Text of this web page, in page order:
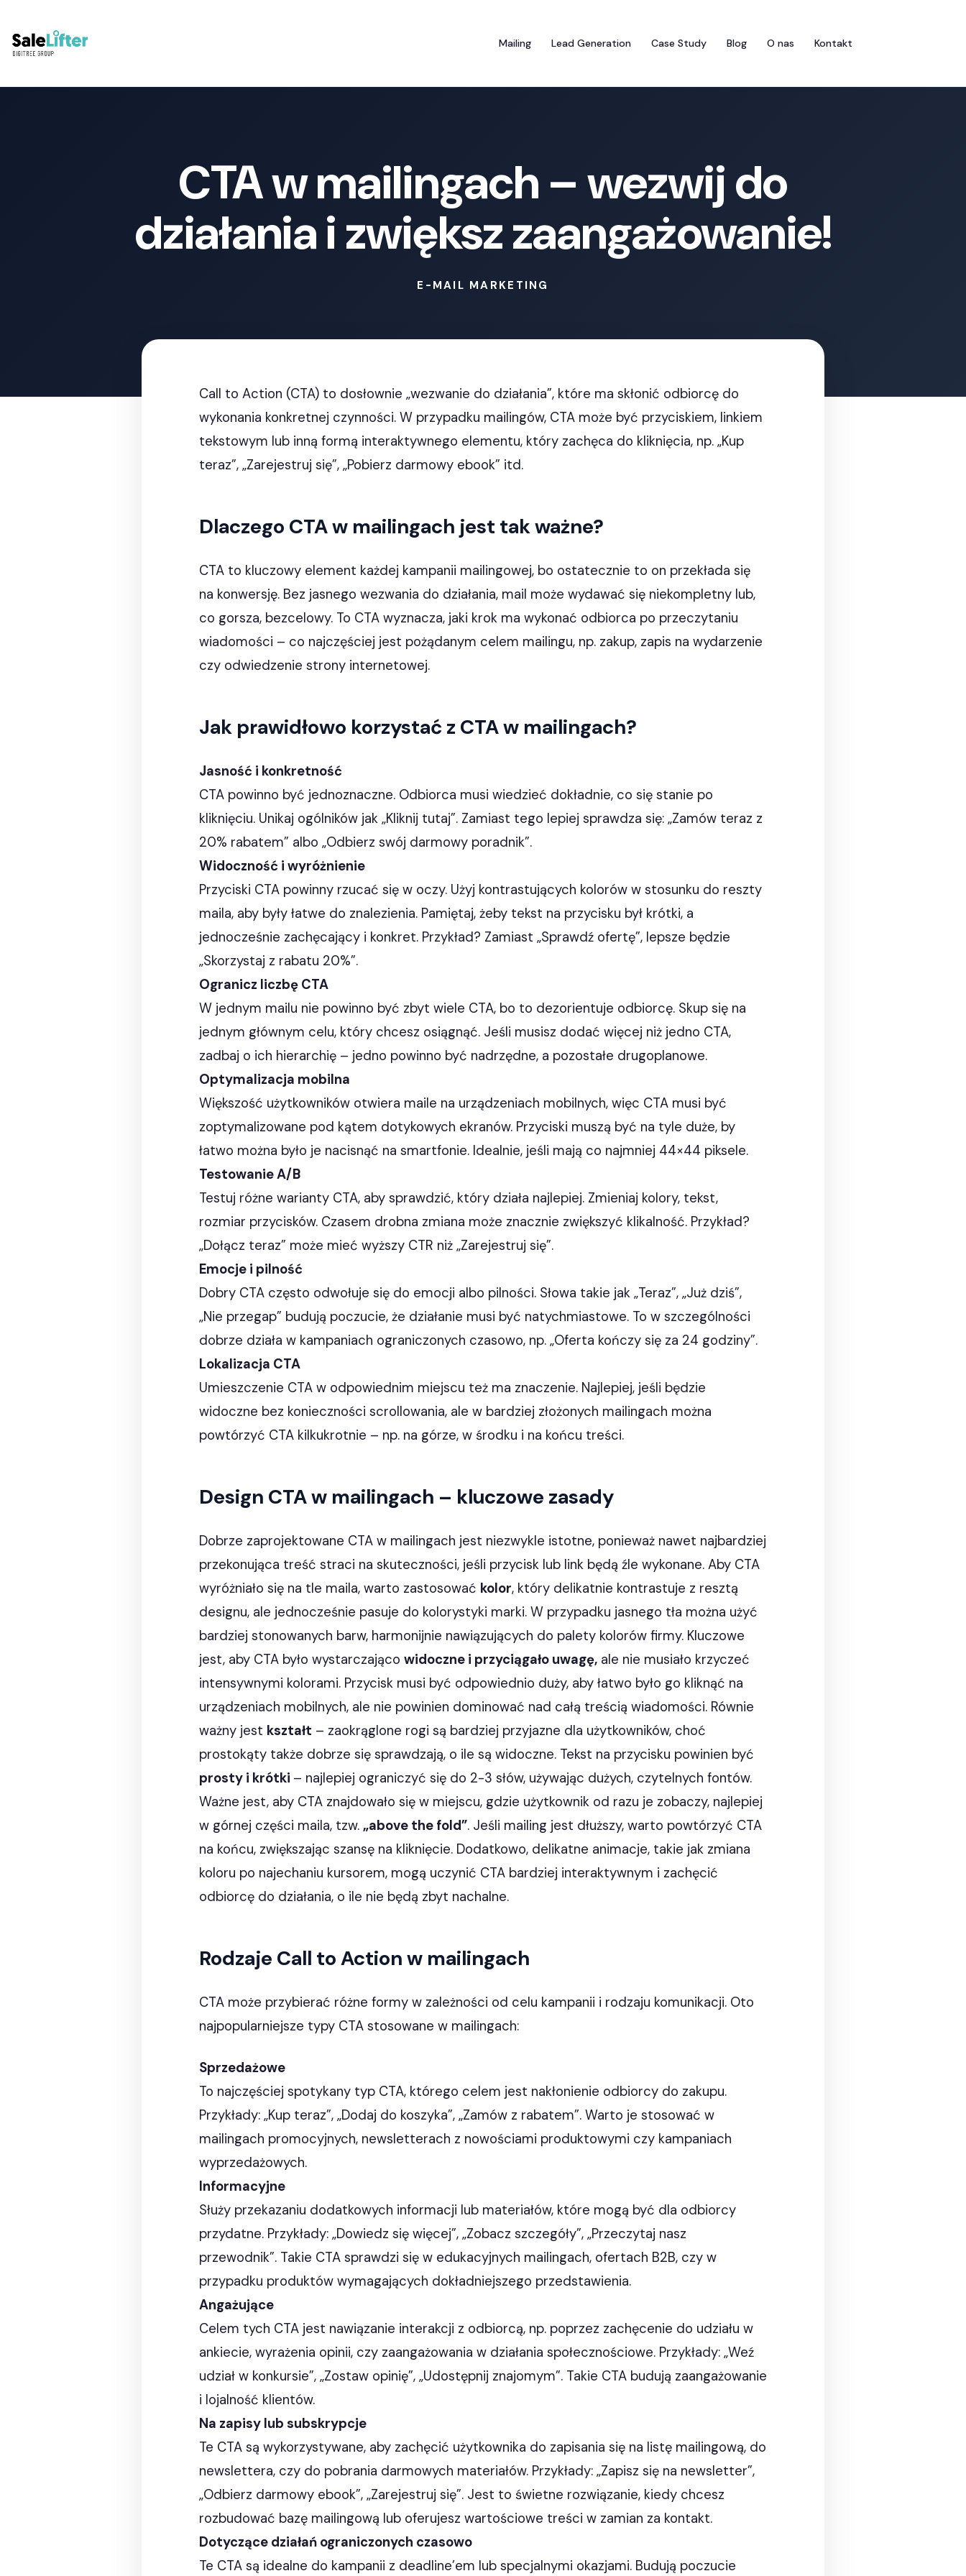
Mailing Lead Generation Case Study Blog O nas Kontakt
CTA w mailingach – wezwij do
działania i zwiększ zaangażowanie!
E-MAIL MARKETING
Call to Action (CTA) to dosłownie „wezwanie do działania”, które ma skłonić odbiorcę do
wykonania konkretnej czynności. W przypadku mailingów, CTA może być przyciskiem, linkiem
tekstowym lub inną formą interaktywnego elementu, który zachęca do kliknięcia, np. „Kup
teraz”, „Zarejestruj się”, „Pobierz darmowy ebook” itd.
Dlaczego CTA w mailingach jest tak ważne?
CTA to kluczowy element każdej kampanii mailingowej, bo ostatecznie to on przekłada się
na konwersję. Bez jasnego wezwania do działania, mail może wydawać się niekompletny lub,
co gorsza, bezcelowy. To CTA wyznacza, jaki krok ma wykonać odbiorca po przeczytaniu
wiadomości – co najczęściej jest pożądanym celem mailingu, np. zakup, zapis na wydarzenie
czy odwiedzenie strony internetowej.
Jak prawidłowo korzystać z CTA w mailingach?
Jasność i konkretność
CTA powinno być jednoznaczne. Odbiorca musi wiedzieć dokładnie, co się stanie po
kliknięciu. Unikaj ogólników jak „Kliknij tutaj”. Zamiast tego lepiej sprawdza się: „Zamów teraz z
20% rabatem” albo „Odbierz swój darmowy poradnik”.
Widoczność i wyróżnienie
Przyciski CTA powinny rzucać się w oczy. Użyj kontrastujących kolorów w stosunku do reszty
maila, aby były łatwe do znalezienia. Pamiętaj, żeby tekst na przycisku był krótki, a
jednocześnie zachęcający i konkret. Przykład? Zamiast „Sprawdź ofertę”, lepsze będzie
„Skorzystaj z rabatu 20%”.
Ogranicz liczbę CTA
W jednym mailu nie powinno być zbyt wiele CTA, bo to dezorientuje odbiorcę. Skup się na
jednym głównym celu, który chcesz osiągnąć. Jeśli musisz dodać więcej niż jedno CTA,
zadbaj o ich hierarchię – jedno powinno być nadrzędne, a pozostałe drugoplanowe.
Optymalizacja mobilna
Większość użytkowników otwiera maile na urządzeniach mobilnych, więc CTA musi być
zoptymalizowane pod kątem dotykowych ekranów. Przyciski muszą być na tyle duże, by
łatwo można było je nacisnąć na smartfonie. Idealnie, jeśli mają co najmniej 44×44 piksele.
Testowanie A/B
Testuj różne warianty CTA, aby sprawdzić, który działa najlepiej. Zmieniaj kolory, tekst,
rozmiar przycisków. Czasem drobna zmiana może znacznie zwiększyć klikalność. Przykład?
„Dołącz teraz” może mieć wyższy CTR niż „Zarejestruj się”.
Emocje i pilność
Dobry CTA często odwołuje się do emocji albo pilności. Słowa takie jak „Teraz”, „Już dziś”,
„Nie przegap” budują poczucie, że działanie musi być natychmiastowe. To w szczególności
dobrze działa w kampaniach ograniczonych czasowo, np. „Oferta kończy się za 24 godziny”.
Lokalizacja CTA
Umieszczenie CTA w odpowiednim miejscu też ma znaczenie. Najlepiej, jeśli będzie
widoczne bez konieczności scrollowania, ale w bardziej złożonych mailingach można
powtórzyć CTA kilkukrotnie – np. na górze, w środku i na końcu treści.
Design CTA w mailingach – kluczowe zasady
Dobrze zaprojektowane CTA w mailingach jest niezwykle istotne, ponieważ nawet najbardziej
przekonująca treść straci na skuteczności, jeśli przycisk lub link będą źle wykonane. Aby CTA
wyróżniało się na tle maila, warto zastosować kolor, który delikatnie kontrastuje z resztą
designu, ale jednocześnie pasuje do kolorystyki marki. W przypadku jasnego tła można użyć
bardziej stonowanych barw, harmonijnie nawiązujących do palety kolorów firmy. Kluczowe
jest, aby CTA było wystarczająco widoczne i przyciągało uwagę, ale nie musiało krzyczeć
intensywnymi kolorami. Przycisk musi być odpowiednio duży, aby łatwo było go kliknąć na
urządzeniach mobilnych, ale nie powinien dominować nad całą treścią wiadomości. Równie
ważny jest kształt – zaokrąglone rogi są bardziej przyjazne dla użytkowników, choć
prostokąty także dobrze się sprawdzają, o ile są widoczne. Tekst na przycisku powinien być
prosty i krótki – najlepiej ograniczyć się do 2-3 słów, używając dużych, czytelnych fontów.
Ważne jest, aby CTA znajdowało się w miejscu, gdzie użytkownik od razu je zobaczy, najlepiej
w górnej części maila, tzw. „above the fold”. Jeśli mailing jest dłuższy, warto powtórzyć CTA
na końcu, zwiększając szansę na kliknięcie. Dodatkowo, delikatne animacje, takie jak zmiana
koloru po najechaniu kursorem, mogą uczynić CTA bardziej interaktywnym i zachęcić
odbiorcę do działania, o ile nie będą zbyt nachalne.
Rodzaje Call to Action w mailingach
CTA może przybierać różne formy w zależności od celu kampanii i rodzaju komunikacji. Oto
najpopularniejsze typy CTA stosowane w mailingach:
Sprzedażowe
To najczęściej spotykany typ CTA, którego celem jest nakłonienie odbiorcy do zakupu.
Przykłady: „Kup teraz”, „Dodaj do koszyka”, „Zamów z rabatem”. Warto je stosować w
mailingach promocyjnych, newsletterach z nowościami produktowymi czy kampaniach
wyprzedażowych.
Informacyjne
Służy przekazaniu dodatkowych informacji lub materiałów, które mogą być dla odbiorcy
przydatne. Przykłady: „Dowiedz się więcej”, „Zobacz szczegóły”, „Przeczytaj nasz
przewodnik”. Takie CTA sprawdzi się w edukacyjnych mailingach, ofertach B2B, czy w
przypadku produktów wymagających dokładniejszego przedstawienia.
Angażujące
Celem tych CTA jest nawiązanie interakcji z odbiorcą, np. poprzez zachęcenie do udziału w
ankiecie, wyrażenia opinii, czy zaangażowania w działania społecznościowe. Przykłady: „Weź
udział w konkursie”, „Zostaw opinię”, „Udostępnij znajomym”. Takie CTA budują zaangażowanie
i lojalność klientów.
Na zapisy lub subskrypcje
Te CTA są wykorzystywane, aby zachęcić użytkownika do zapisania się na listę mailingową, do
newslettera, czy do pobrania darmowych materiałów. Przykłady: „Zapisz się na newsletter”,
„Odbierz darmowy ebook”, „Zarejestruj się”. Jest to świetne rozwiązanie, kiedy chcesz
rozbudować bazę mailingową lub oferujesz wartościowe treści w zamian za kontakt.
Dotyczące działań ograniczonych czasowo
Te CTA są idealne do kampanii z deadline’em lub specjalnymi okazjami. Budują poczucie